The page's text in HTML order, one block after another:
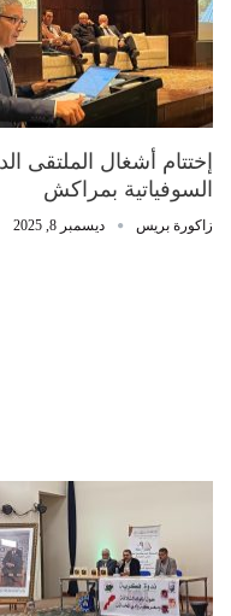
إختتام أشغال الملتقى
السوفياتية بمراكش
زاكورة بريس ديسمبر 8, 2025